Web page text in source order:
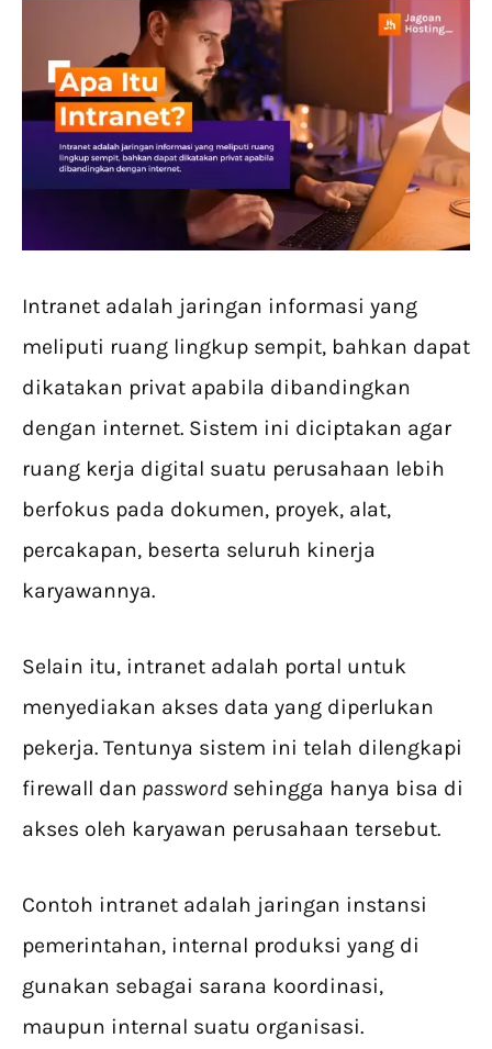
Intranet adalah jaringan informasi yang
meliputi ruang lingkup sempit, bahkan dapat
dikatakan privat apabila dibandingkan
dengan internet. Sistem ini diciptakan agar
ruang kerja digital suatu perusahaan lebih
berfokus pada dokumen, proyek, alat,
percakapan, beserta seluruh kinerja
karyawannya.
Selain itu, intranet adalah portal untuk
menyediakan akses data yang diperlukan
pekerja. Tentunya sistem ini telah dilengkapi
firewall dan password sehingga hanya bisa di
akses oleh karyawan perusahaan tersebut.
Contoh intranet adalah jaringan instansi
pemerintahan, internal produksi yang di
gunakan sebagai sarana koordinasi,
maupun internal suatu organisasi.